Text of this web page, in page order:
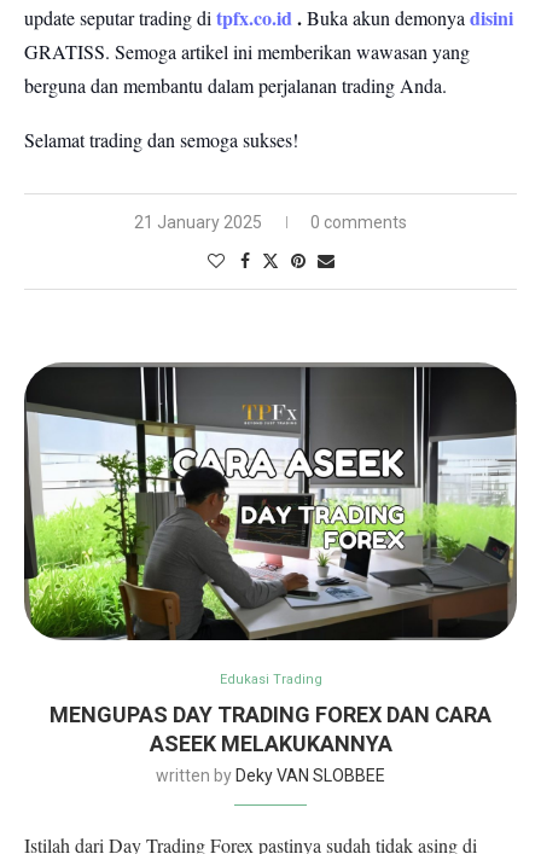
update seputar trading ditpfx.co.id.Buka akun demonyadisini
GRATISS. Semoga artikel ini memberikan wawasan yang
berguna dan membantu dalam perjalanan trading Anda.
Selamat trading dan semoga sukses!
21 January 2025 0 comments
Edukasi Trading
MENGUPAS DAY TRADING FOREX DAN CARA
ASEEK MELAKUKANNYA
written by Deky VAN SLOBBEE
Istilah dari Day Trading Forex pastinya sudah tidak asing di